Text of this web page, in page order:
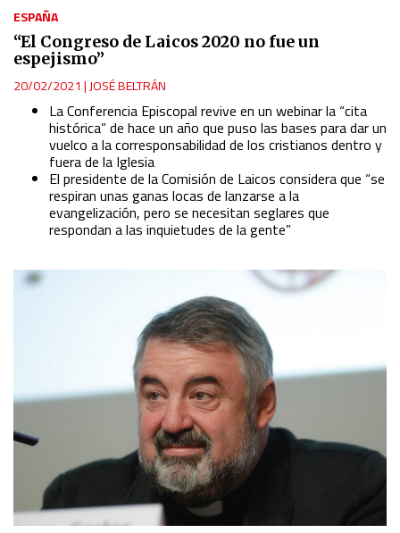
ESPAÑA
“El Congreso de Laicos 2020 no fue un
espejismo”
20/02/2021 | JOSÉ BELTRÁN
La Conferencia Episcopal revive en un webinar la “cita
histórica” de hace un año que puso las bases para dar un
vuelco a la corresponsabilidad de los cristianos dentro y
fuera de la Iglesia
El presidente de la Comisión de Laicos considera que “se
respiran unas ganas locas de lanzarse a la
evangelización, pero se necesitan seglares que
respondan a las inquietudes de la gente”